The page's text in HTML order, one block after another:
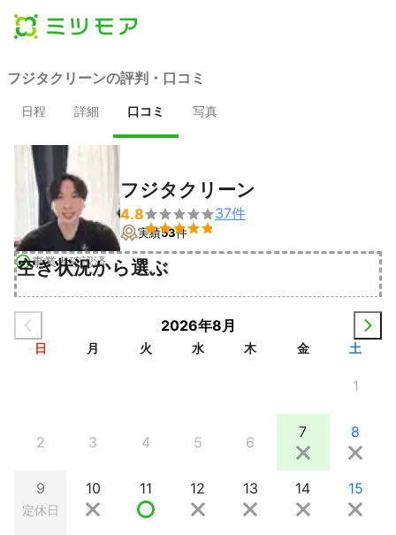
フジタクリーンの評判・口コミ
日程 詳細 口コミ 写真
事業者確認済
フジタクリーン
4.8

37件
実績53件
空き状況から選ぶ
2026年8月
日 月 火 水 木 金 土
1
2 3 4 5 6
7 8
9
定休日
10 11 12 13 14 15